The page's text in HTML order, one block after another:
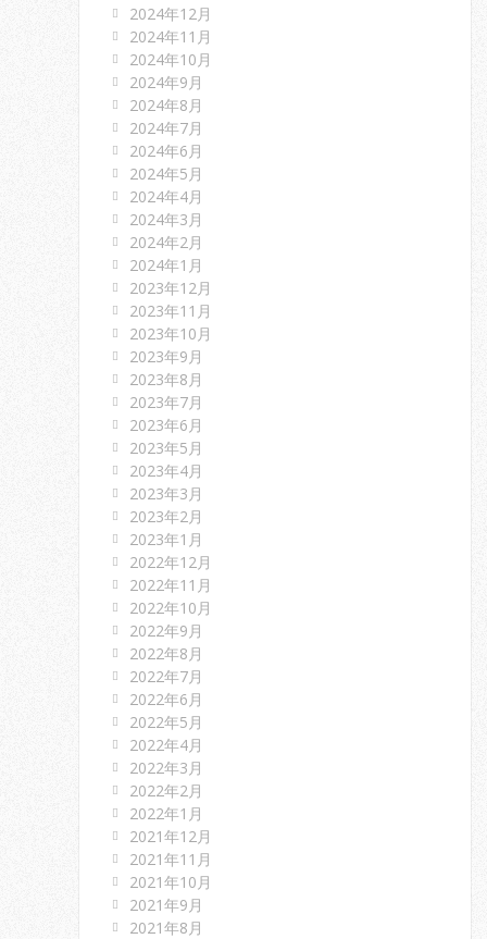
2024年12月
2024年11月
2024年10月
2024年9月
2024年8月
2024年7月
2024年6月
2024年5月
2024年4月
2024年3月
2024年2月
2024年1月
2023年12月
2023年11月
2023年10月
2023年9月
2023年8月
2023年7月
2023年6月
2023年5月
2023年4月
2023年3月
2023年2月
2023年1月
2022年12月
2022年11月
2022年10月
2022年9月
2022年8月
2022年7月
2022年6月
2022年5月
2022年4月
2022年3月
2022年2月
2022年1月
2021年12月
2021年11月
2021年10月
2021年9月
2021年8月